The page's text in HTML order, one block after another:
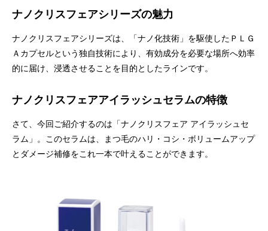
ナノクリスフェアシリーズの魅力
ナノクリスフェアシリーズは、「ナノ化技術」を駆使したＰＬＧ
Ａカプセルという独自技術により、有効成分を必要な場所へ効率
的に届け、浸透させることを目的としたラインです。
ナノクリスフェアアイラッシュセラムの特徴
さて、今回ご紹介するのは「ナノクリスフェア アイラッシュセ
ラム」。このセラムは、まつ毛のハリ・コシ・ボリュームアップ
とダメージ補修をこれ一本で叶えることができます。